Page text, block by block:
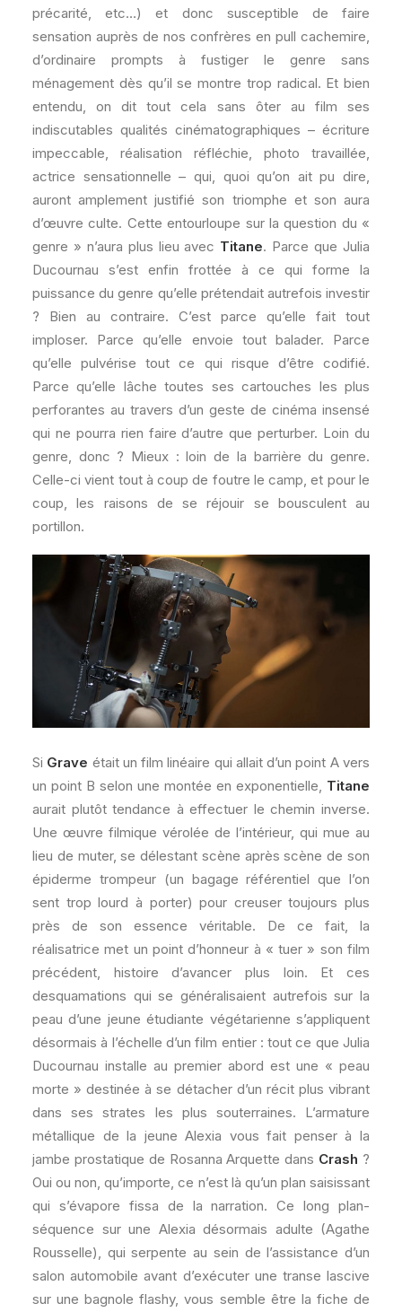
précarité, etc…) et donc susceptible de faire
sensation auprès de nos confrères en pull cachemire,
d’ordinaire prompts à fustiger le genre sans
ménagement dès qu’il se montre trop radical. Et bien
entendu, on dit tout cela sans ôter au film ses
indiscutables qualités cinématographiques – écriture
impeccable, réalisation réfléchie, photo travaillée,
actrice sensationnelle – qui, quoi qu’on ait pu dire,
auront amplement justifié son triomphe et son aura
d’œuvre culte. Cette entourloupe sur la question du «
genre » n’aura plus lieu avec Titane. Parce que Julia
Ducournau s’est enfin frottée à ce qui forme la
puissance du genre qu’elle prétendait autrefois investir
? Bien au contraire. C’est parce qu’elle fait tout
imploser. Parce qu’elle envoie tout balader. Parce
qu’elle pulvérise tout ce qui risque d’être codifié.
Parce qu’elle lâche toutes ses cartouches les plus
perforantes au travers d’un geste de cinéma insensé
qui ne pourra rien faire d’autre que perturber. Loin du
genre, donc ? Mieux : loin de la barrière du genre.
Celle-ci vient tout à coup de foutre le camp, et pour le
coup, les raisons de se réjouir se bousculent au
portillon.
Si Grave était un film linéaire qui allait d’un point A vers
un point B selon une montée en exponentielle, Titane
aurait plutôt tendance à effectuer le chemin inverse.
Une œuvre filmique vérolée de l’intérieur, qui mue au
lieu de muter, se délestant scène après scène de son
épiderme trompeur (un bagage référentiel que l’on
sent trop lourd à porter) pour creuser toujours plus
près de son essence véritable. De ce fait, la
réalisatrice met un point d’honneur à « tuer » son film
précédent, histoire d’avancer plus loin. Et ces
desquamations qui se généralisaient autrefois sur la
peau d’une jeune étudiante végétarienne s’appliquent
désormais à l’échelle d’un film entier : tout ce que Julia
Ducournau installe au premier abord est une « peau
morte » destinée à se détacher d’un récit plus vibrant
dans ses strates les plus souterraines. L’armature
métallique de la jeune Alexia vous fait penser à la
jambe prostatique de Rosanna Arquette dans Crash ?
Oui ou non, qu’importe, ce n’est là qu’un plan saisissant
qui s’évapore fissa de la narration. Ce long plan-
séquence sur une Alexia désormais adulte (Agathe
Rousselle), qui serpente au sein de l’assistance d’un
salon automobile avant d’exécuter une transe lascive
sur une bagnole flashy, vous semble être la fiche de